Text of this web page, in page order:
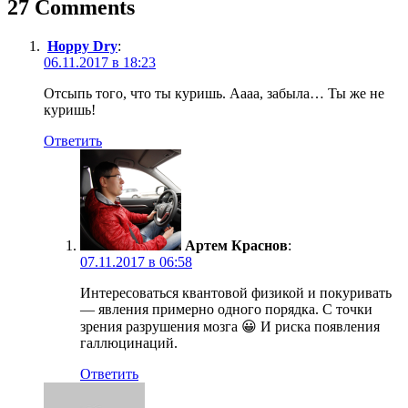
27 Comments
Hoppy Dry:
06.11.2017 в 18:23
Отсыпь того, что ты куришь. Аааа, забыла… Ты же не
куришь!
Ответить
Артем Краснов:
07.11.2017 в 06:58
Интересоваться квантовой физикой и покуривать
— явления примерно одного порядка. С точки
зрения разрушения мозга 😀 И риска появления
галлюцинаций.
Ответить